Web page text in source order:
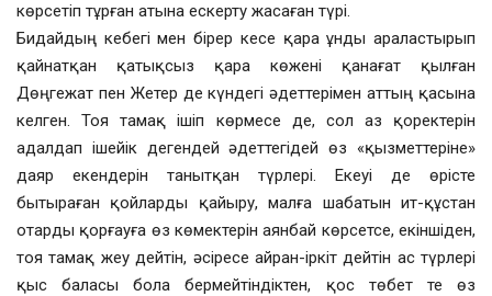
көрсетіп тұрған атына ескерту жасаған түрі.
Бидайдың кебегі мен бірер кесе қара ұнды араластырып
қайнатқан қатықсыз қара көжені қанағат қылған
Дөңгежат пен Жетер де күндегі әдеттерімен аттың қасына
келген. Тоя тамақ ішіп көрмесе де, сол аз қоректерін
адалдап ішейік дегендей әдеттегідей өз «қызметтеріне»
даяр екендерін танытқан түрлері. Екеуі де өрісте
бытыраған қойларды қайыру, малға шабатын ит-құстан
отарды қорғауға өз көмектерін аянбай көрсетсе, екіншіден,
тоя тамақ жеу дейтін, әсіресе айран-іркіт дейтін ас түрлері
қыс баласы бола бермейтіндіктен, қос төбет те өз